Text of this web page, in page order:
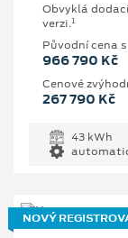
Obvyklá
verzi.1
Původní cena s
966 790 Kč
Cenové
267 790 Kč
43 kWh
NOVÝ